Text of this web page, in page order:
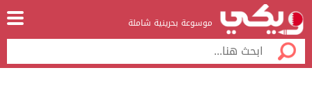
موسوعة بحرينية شاملة